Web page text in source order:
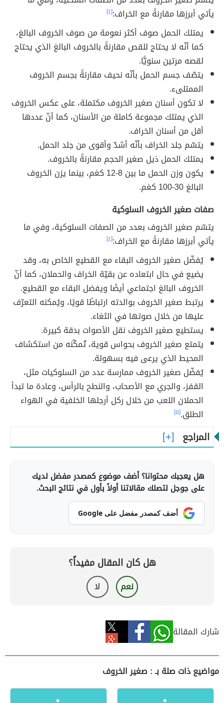
يأتي أبرزها مقارنةً مع الخراف:[٤]
يمتلك الحمل صوف أكثر نعومة من صوف الخروف البالغ،
كما أنّه لا يحتاج للقص مقارنةً بالخروف البالغ الذي يحتاج
لقصه مرتين سنويًّا.
يتصّف جسم الحمل بأنّه نحيف مقارنةً بجسم الخروف
الممتلىء.
لا تكون أسنان صغير الخروف مكتملة، على عكس الخروف
الذي يمتلك مجموعة كاملة من الأسنان، كما أنّ عددها
أقل من أسنان الخراف.
يتسّم جلد الخراف بأنّه أشدّ وأقوى من جلد الحمل.
يمتلك الحمل ذيل صغير الحجم مقارنةً بالخروف.
يكون وزن الحمل ما بين 8-12 كغم، بينما يزن الخروف
البالغ 30-100 كغم.
صفات صغير الخروف السلوكية
يتسّم صغير الخروف بعدد من الصفات السلوكية، وفي ما
يأتي أبرزها مقارنةً مع الخراف:[٤]
يُفضّل صغير الخروف البقاء مع القطيع الخاص به، وقد
يضيع في حال ابتعاده عن بقيّة الخراف والحملان، كما أنّ
الخروف البالغ اجتماعي أيضًا ويفضل البقاء مع القطيع.
يرتبط صغير الخروف بوالدته ارتباطًا قويًا، ويُمكنه التعرّف
عليها من خلال صوتها في الثغاء.
يستطيع صغير الخروف نقل الأصوات بدقة كبيرة.
يتمتع صغير الخروف بحواس قوية، تُمكّنه من استكشاف
المحيط الذي يرعى فيه بسهولة.
يُفضّل صغير الخروف ممارسة عدد من السلوكيات مثل،
القفز، والجري مع الأصحاب، والنطح بالرأس، وعادة ما تبدأ
الحملان اللعب من خلال ركل أرجلها الخلفية في الهواء
الطلق.[٥]
المراجع
هل يعجبك محتوانا؟ أضف موضوع كمصدر مفضل لديك
على جوجل لتصلك مقالاتنا أولاً بأول في نتائج البحث.
أضف كمصدر مفضل على Google
هل كان المقال مفيداً؟
نعم لا
شارك المقالة
مواضيع ذات صلة بـ : صغير الخروف